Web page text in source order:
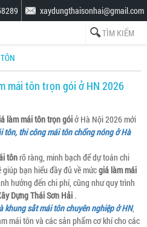
xaydungthaisonhai@gmail.com
mái tôn trọn gói ở HN 2026
làm mái tôn trọn góiở Hà Nội 2026 mới
tôn, thi công mái tôn chống nóng ở Hà
tônrõ ràng, minh bạch để dự toán chi
bạn hiểu đầy đủ về mứcgiá làm mái
hưởng đến chi phí, cũng như quy trình
Dựng Thái Sơn Hải .
khung sắt mái tôn chuyên nghiệp ở HN,
mái tôn và các sản phẩm cơ khí cho các